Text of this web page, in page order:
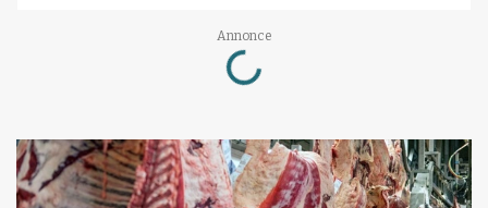
Annonce
Loading...